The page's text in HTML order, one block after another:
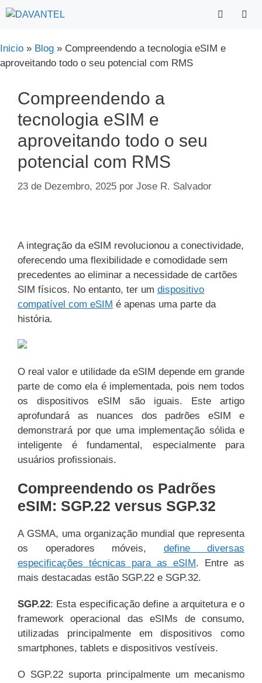
Saltar
para
conteúdo
Inicio » Blog » Compreendendo a tecnologia eSIM e
aproveitando todo o seu potencial com RMS
Compreendendo a
tecnologia eSIM e
aproveitando todo o seu
potencial com RMS
23 de Dezembro, 2025 por Jose R. Salvador
A integração da eSIM revolucionou a conectividade,
oferecendo uma flexibilidade e comodidade sem
precedentes ao eliminar a necessidade de cartões
SIM físicos. No entanto, ter um dispositivo
compatível com eSIM é apenas uma parte da
história.
O real valor e utilidade da eSIM depende em grande
parte de como ela é implementada, pois nem todos
os dispositivos eSIM são iguais. Este artigo
aprofundará as nuances dos padrões eSIM e
demonstrará por que uma implementação sólida e
inteligente é fundamental, especialmente para
usuários profissionais.
Compreendendo os Padrões
eSIM: SGP.22 versus SGP.32
A GSMA, uma organização mundial que representa
os operadores móveis, define diversas
especificações técnicas para as eSIM. Entre as
mais destacadas estão SGP.22 e SGP.32.
SGP.22: Esta especificação define a arquitetura e o
framework operacional das eSIMs de consumo,
utilizadas principalmente em dispositivos como
smartphones, tablets e dispositivos vestíveis.
O SGP.22 suporta principalmente um mecanismo